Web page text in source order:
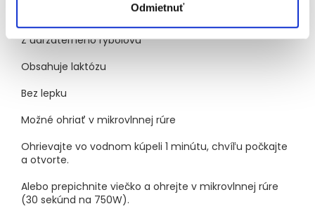
Odmietnuť
Pripravené michelinským šéfkuchárom
Z udržateľného rybolovu
Obsahuje laktózu
Bez lepku
Možné ohriať v mikrovlnnej rúre
Ohrievajte vo vodnom kúpeli 1 minútu, chvíľu počkajte
a otvorte.
Alebo prepichnite viečko a ohrejte v mikrovlnnej rúre
(30 sekúnd na 750W).